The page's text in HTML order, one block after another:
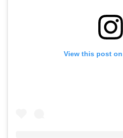
View this post